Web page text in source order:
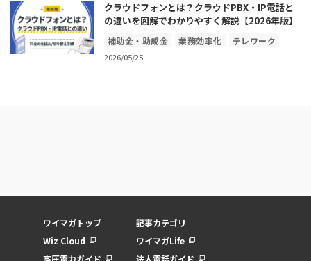
クラウドフォンとは？クラウドPBX・IP電話と
の違いを図解でわかりやすく解説【2026年版】
補助金・助成金 業務効率化
テレワーク
コスト削減
2026/05/25
ワイマガトップ
記事カテゴリ
Wiz Cloud
ワイマガLife